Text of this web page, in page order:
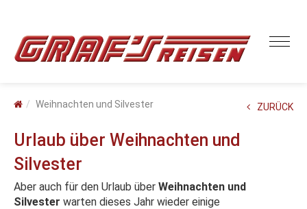
Weihnachten und Silvester ZURÜCK
Urlaub über Weihnachten und
Silvester
Aber auch für den Urlaub über Weihnachten und
Silvester warten dieses Jahr wieder einige